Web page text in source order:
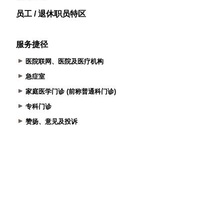
员工 / 退休职员特区
服务捷径
医院联网、医院及医疗机构
急症室
家庭医学门诊 (前称普通科门诊)
专科门诊
赞扬、意见及投诉